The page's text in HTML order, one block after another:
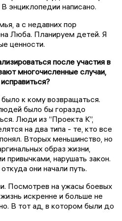
энциклопедии написано.
а с недавних пор
Люба. Планируем детей. Я
ценности.
после участия в
многочисленные случаи,
к кому возвращаться.
было бы гораздо
Люди из “Проекта К”,
на два типа - те, кто все
Вторых меньшинство, но
образ жизни,
привычками, нарушать закон.
они начали путь.
Посмотрев на ужасы боевых
искренне и больше не
В тот ад, в котором были до